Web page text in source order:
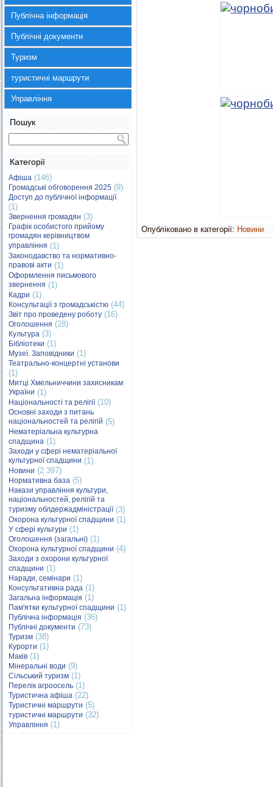
Публічна інформація
Публічні документи
Туризм
туристичні маршрути
Управління
Пошук
Категорії
Афіша (146)
Громадські обговорення 2025 (9)
Доступ до публічної інформації
(1)
Звернення громадян (3)
Графік особистого прийому
громадян керівництвом
управління (1)
Законодавство та нормативно-
правові акти (1)
Оформлення письмового
звернення (1)
Кадри (1)
Консультації з громадськістю (44)
Звіт про проведену роботу (16)
Оголошення (28)
Культура (3)
Бібліотеки (1)
Музеї. Заповідники (1)
Театрально-концертні установи
(1)
Митці Хмельниччини захисникам
України (1)
Національності та релігії(10)
Основні заходи з питань
національностей та релігій (5)
Нематеріальна культурна
спадщина (1)
Заходи у сфері нематеріальної
культурної спадщини (1)
Новини (2 397)
Нормативна база (5)
Накази управління культури,
національностей, релігій та
туризму облдержадміністрації(3)
Охорона культурної спадщини (1)
У сфері культури (1)
Оголошення (загальні) (1)
Охорона культурної спадщини (4)
Заходи з охорони культурної
спадщини (1)
Наради, семінари (1)
Консультативна рада (1)
Загальна інформація (1)
Пам'ятки культурної спадщини (1)
Публічна інформація (36)
Публічні документи (73)
Туризм (38)
Курорти (1)
Маків (1)
Мінеральні води (9)
Сільський туризм (1)
Перелік агроосель (1)
Туристична афіша (22)
Туристичні маршрути (5)
туристичні маршрути (32)
Управління (1)
Опубліковано в категорії: Новини